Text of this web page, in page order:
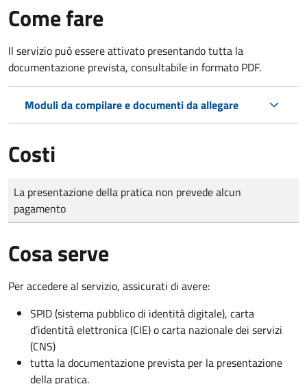
Come fare
Il servizio può essere attivato presentando tutta la
documentazione prevista, consultabile in formato PDF.
Moduli da compilare e documenti da allegare
Costi
Tipo di pagamento
Importo
La presentazione della pratica non prevede alcun
pagamento
Cosa serve
Per accedere al servizio, assicurati di avere:
SPID (sistema pubblico di identità digitale), carta
d’identità elettronica (CIE) o carta nazionale dei servizi
(CNS)
tutta la documentazione prevista per la presentazione
della pratica.